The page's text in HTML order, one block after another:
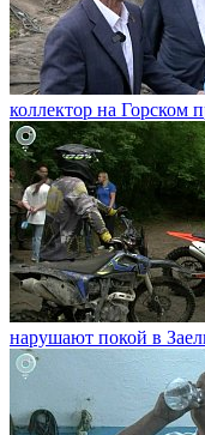
коллектор на Горском
нарушают покой в